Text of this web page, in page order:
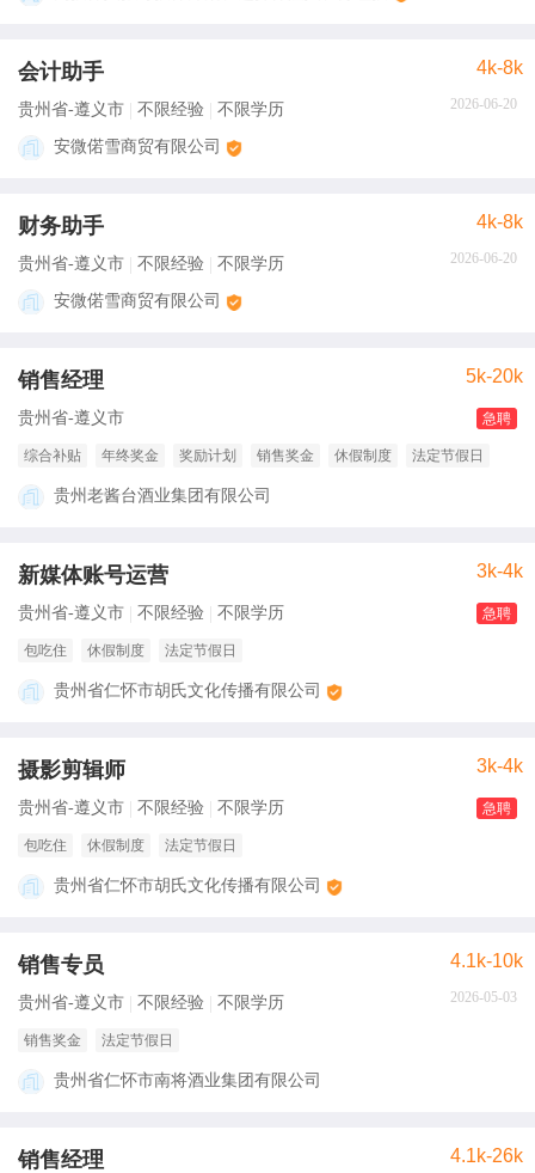
会计助手 4k-8k
2026-06-20
贵州省-遵义市 不限经验 不限学历
安微偌雪商贸有限公司
财务助手 4k-8k
2026-06-20
贵州省-遵义市 不限经验 不限学历
安微偌雪商贸有限公司
销售经理 5k-20k
贵州省-遵义市 急聘
综合补贴 年终奖金 奖励计划 销售奖金 休假制度 法定节假日
贵州老酱台酒业集团有限公司
新媒体账号运营 3k-4k
贵州省-遵义市 不限经验 不限学历 急聘
包吃住 休假制度 法定节假日
贵州省仁怀市胡氏文化传播有限公司
摄影剪辑师 3k-4k
贵州省-遵义市 不限经验 不限学历 急聘
包吃住 休假制度 法定节假日
贵州省仁怀市胡氏文化传播有限公司
销售专员 4.1k-10k
2026-05-03
贵州省-遵义市 不限经验 不限学历
销售奖金 法定节假日
贵州省仁怀市南将酒业集团有限公司
销售经理 4.1k-26k